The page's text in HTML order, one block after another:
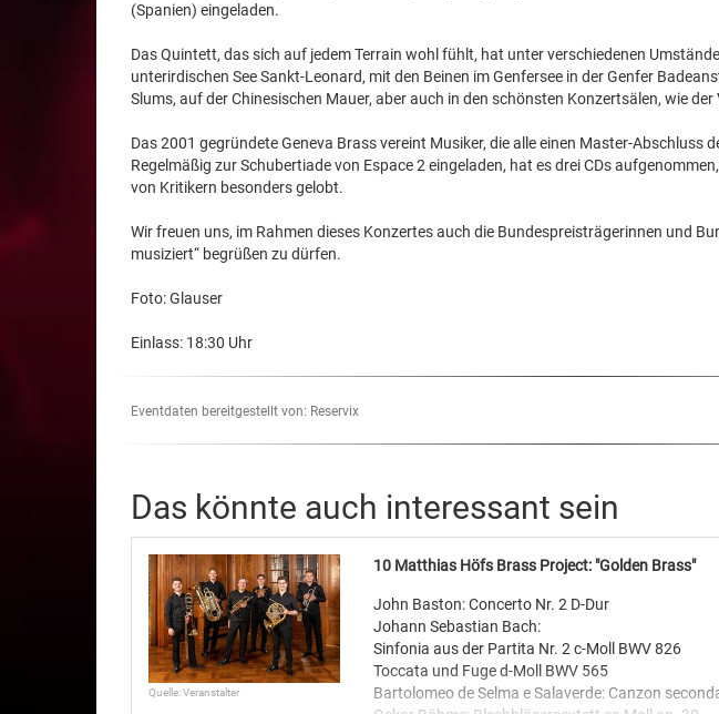
(Spanien) eingeladen.
Das Quintett, das sich auf jedem Terrain wohl fühlt, hat unter verschiedenen
unterirdischen See Sankt-Leonard, mit den Beinen im Genfersee in der Genfer
Slums, auf der Chinesischen Mauer, aber auch in den schönsten Konzertsälen, wie
Das 2001 gegründete Geneva Brass vereint Musiker, die alle einen Master-Abschluss
Regelmäßig zur Schubertiade von Espace 2 eingeladen, hat es drei CDs
von Kritikern besonders gelobt.
Wir freuen uns, im Rahmen dieses Konzertes auch die Bundespreisträgerinnen und
musiziert“ begrüßen zu dürfen.
Foto: Glauser
Einlass: 18:30 Uhr
Eventdaten bereitgestellt von: Reservix
Das könnte auch interessant sein
Quelle: Veranstalter
10 Matthias Höfs Brass Project: "Golden Brass"
John Baston: Concerto Nr. 2 D-Dur
Johann Sebastian Bach:
Sinfonia aus der Partita Nr. 2 c-Moll BWV 826
Toccata und Fuge d-Moll BWV 565
Bartolomeo de Selma e Salaverde: Canzon